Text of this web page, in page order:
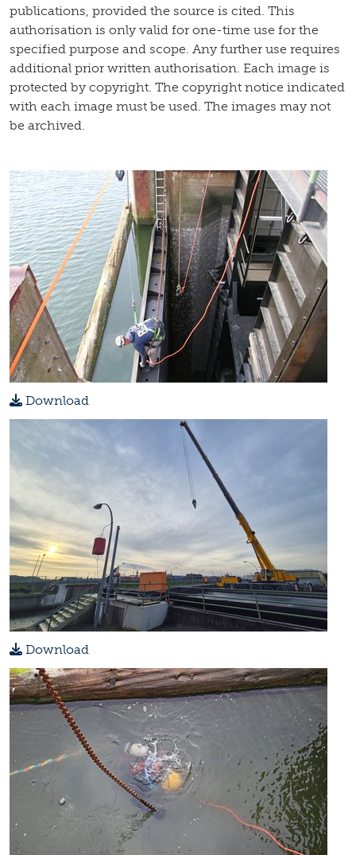
publications, provided the source is cited. This
authorisation is only valid for one-time use for the
specified purpose and scope. Any further use requires
additional prior written authorisation. Each image is
protected by copyright. The copyright notice indicated
with each image must be used. The images may not
be archived.
Download
Download